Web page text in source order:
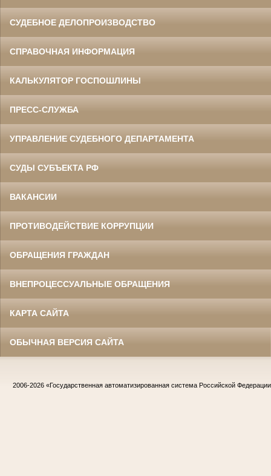
СУДЕБНОЕ ДЕЛОПРОИЗВОДСТВО
СПРАВОЧНАЯ ИНФОРМАЦИЯ
КАЛЬКУЛЯТОР ГОСПОШЛИНЫ
ПРЕСС-СЛУЖБА
УПРАВЛЕНИЕ СУДЕБНОГО ДЕПАРТАМЕНТА
СУДЫ СУБЪЕКТА РФ
ВАКАНСИИ
ПРОТИВОДЕЙСТВИЕ КОРРУПЦИИ
ОБРАЩЕНИЯ ГРАЖДАН
ВНЕПРОЦЕССУАЛЬНЫЕ ОБРАЩЕНИЯ
КАРТА САЙТА
ОБЫЧНАЯ ВЕРСИЯ САЙТА
2006-2026 «Государственная автоматизированная система Российской